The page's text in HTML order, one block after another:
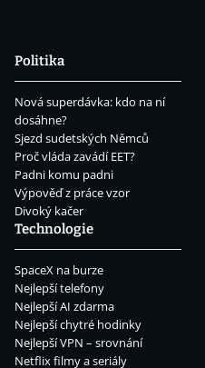
Politika
Nová superdávka: kdo na ní
dosáhne?
Sjezd sudetských Němců
Proč vláda zavádí EET?
Padni komu padni
Výpověď z práce vzor
Divoký kačer
Technologie
SpaceX na burze
Nejlepší telefony
Nejlepší AI zdarma
Nejlepší chytré hodinky
Nejlepší VPN – srovnání
Netflix filmy a seriály